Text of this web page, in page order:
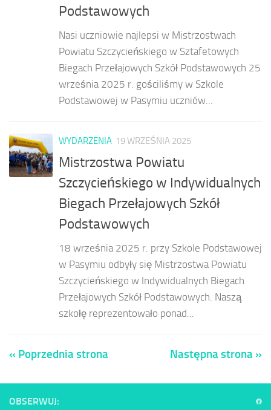
Podstawowych
Nasi uczniowie najlepsi w Mistrzostwach
Powiatu Szczycieńskiego w Sztafetowych
Biegach Przełajowych Szkół Podstawowych 25
września 2025 r. gościliśmy w Szkole
Podstawowej w Pasymiu uczniów...
WYDARZENIA 19 WRZEŚNIA 2025
Mistrzostwa Powiatu
Szczycieńskiego w Indywidualnych
Biegach Przełajowych Szkół
Podstawowych
18 września 2025 r. przy Szkole Podstawowej
w Pasymiu odbyły się Mistrzostwa Powiatu
Szczycieńskiego w Indywidualnych Biegach
Przełajowych Szkół Podstawowych. Naszą
szkołę reprezentowało ponad...
« Poprzednia strona Następna strona »
OBSERWUJ: